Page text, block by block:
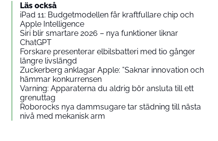
Läs också
iPad 11: Budgetmodellen får kraftfullare chip och
Apple Intelligence
Siri blir smartare 2026 – nya funktioner liknar
ChatGPT
Forskare presenterar elbilsbatteri med tio gånger
längre livslängd
Zuckerberg anklagar Apple: ”Saknar innovation och
hämmar konkurrensen
Varning: Apparaterna du aldrig bör ansluta till ett
grenuttag
Roborocks nya dammsugare tar städning till nästa
nivå med mekanisk arm